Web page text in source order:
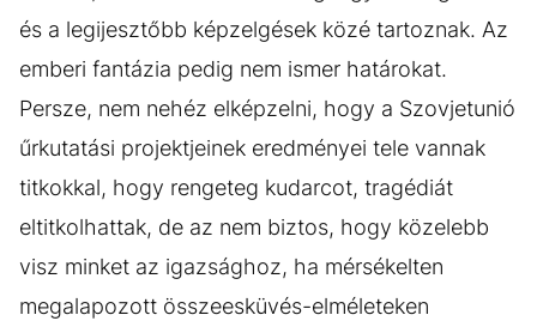
és a legijesztőbb képzelgések közé tartoznak. Az
emberi fantázia pedig nem ismer határokat.
Persze, nem nehéz elképzelni, hogy a Szovjetunió
űrkutatási projektjeinek eredményei tele vannak
titkokkal, hogy rengeteg kudarcot, tragédiát
eltitkolhattak, de az nem biztos, hogy közelebb
visz minket az igazsághoz, ha mérsékelten
megalapozott összeesküvés-elméleteken